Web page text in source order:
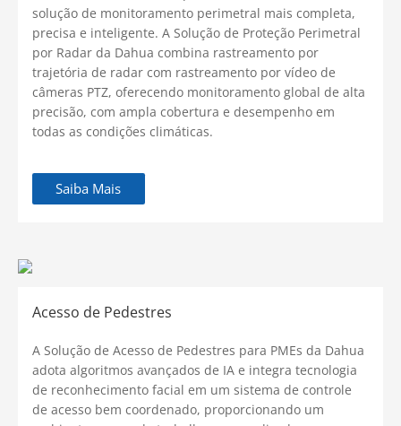
solução de monitoramento perimetral mais completa,
precisa e inteligente. A Solução de Proteção Perimetral
por Radar da Dahua combina rastreamento por
trajetória de radar com rastreamento por vídeo de
câmeras PTZ, oferecendo monitoramento global de alta
precisão, com ampla cobertura e desempenho em
todas as condições climáticas.
Saiba Mais
Acesso de Pedestres
A Solução de Acesso de Pedestres para PMEs da Dahua
adota algoritmos avançados de IA e integra tecnologia
de reconhecimento facial em um sistema de controle
de acesso bem coordenado, proporcionando um